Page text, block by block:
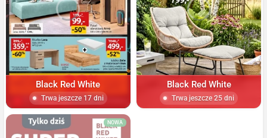
Black Red White
Trwa jeszcze 17 dni
Black Red White
Trwa jeszcze 25 dni
NOWA